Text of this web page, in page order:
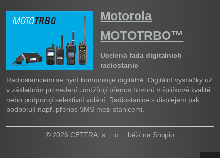
Motorola
MOTOTRBO™
Ucelená řada digitálních
radiostanic
Radiostanicemi se nyní komunikuje digitálně. Digitální vysílačky už
v základním provedení umožňují přenos hovorů v špičkové kvalitě,
nebo podporují selektivní volání. Radiostanice s displejem pak
podporují např. přenos SMS mezi stanicemi.
© 2026 CETTRA, s. r. o. běží na Shopio